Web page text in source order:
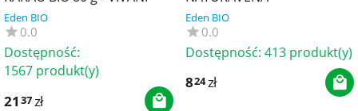
Eden BIO
0.0
Dostępność:
1567 produkt(y)
21 37zł
Eden BIO
0.0
Dostępność: 413 produkt(y)
824zł